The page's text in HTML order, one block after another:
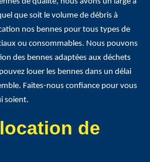
que soit le volume de débris à
nos bennes pour tous types de
ou consommables. Nous pouvons
des bennes adaptées aux déchets
louer les bennes dans un délai
Faites-nous confiance pour vous
soient.
de